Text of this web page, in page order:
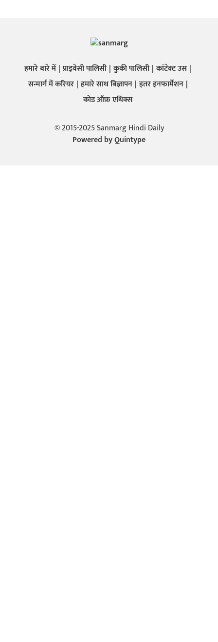
हमारे बारे में प्राइवेसी पालिसी कुकी पालिसी कांटेक्ट उस
सन्मार्ग में करियर हमारे साथ बिज्ञापन इतर इनफार्मेशन
कोड ऑफ़ एथिक्स
© 2015-2025 Sanmarg Hindi Daily
Powered byQuintype